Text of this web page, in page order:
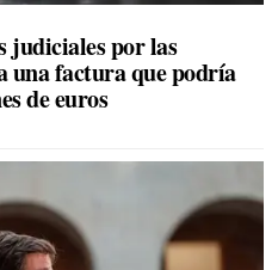
judiciales por las
una factura que podría
de euros